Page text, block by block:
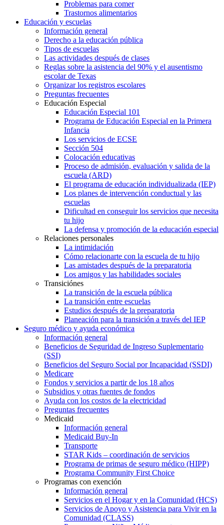
Problemas para comer
Trastornos alimentarios
Educación y escuelas
Información general
Derecho a la educación pública
Tipos de escuelas
Las actividades después de clases
Reglas sobre la asistencia del 90% y el ausentismo
escolar de Texas
Organizar los registros escolares
Preguntas frecuentes
Educación Especial
Educación Especial 101
Programa de Educación Especial en la Primera
Infancia
Los servicios de ECSE
Sección 504
Colocación educativas
Proceso de admisión, evaluación y salida de la
escuela (ARD)
El programa de educación individualizada (IEP)
Los planes de intervención conductual y las
escuelas
Dificultad en conseguir los servicios que necesita
tu hijo
La defensa y promoción de la educación especial
Relaciones personales
La intimidación
Cómo relacionarte con la escuela de tu hijo
Las amistades después de la preparatoria
Los amigos y las habilidades sociales
Transiciónes
La transición de la escuela pública
La transición entre escuelas
Estudios después de la preparatoria
Planeación para la transición a través del IEP
Seguro médico y ayuda económica
Información general
Beneficios de Seguridad de Ingreso Suplementario
(SSI)
Beneficios del Seguro Social por Incapacidad (SSDI)
Medicare
Fondos y servicios a partir de los 18 años
Subsidios y otras fuentes de fondos
Ayuda con los costos de la electricidad
Preguntas frecuentes
Medicaid
Información general
Medicaid Buy-In
Transporte
STAR Kids – coordinación de servicios
Programa de primas de seguro médico (HIPP)
Programa Community First Choice
Programas con exención
Información general
Servicios en el Hogar y en la Comunidad (HCS)
Servicios de Apoyo y Asistencia para Vivir en la
Comunidad (CLASS)